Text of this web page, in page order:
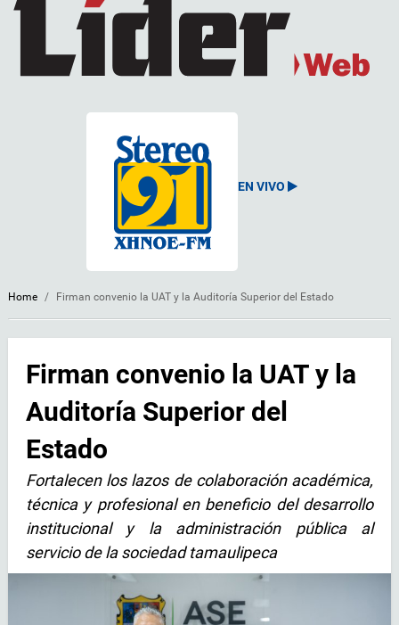
EN VIVO
Home / Firman convenio la UAT y la Auditoría Superior del Estado
Firman convenio la UAT y la
Auditoría Superior del
Estado
Fortalecen los lazos de colaboración académica,
técnica y profesional en beneficio del desarrollo
institucional y la administración pública al
servicio de la sociedad tamaulipeca